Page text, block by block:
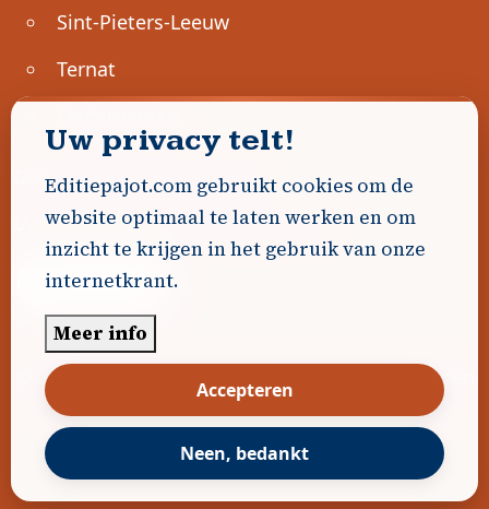
Sint-Pieters-Leeuw
Ternat
Geen advertenties gevonden.
Uw advertentie hier? Contacteer ons!
Word Partner!
© 2026
Algemene voorwaarden
|Disclaimer Privacybeleid Cookiebeleid|
Gerealiseerd doorDavidHosse.net
Uw privacy telt!
Editiepajot.com gebruikt cookies om de
website optimaal te laten werken en om
inzicht te krijgen in het gebruik van onze
internetkrant.
Meer info
Accepteren
Neen, bedankt